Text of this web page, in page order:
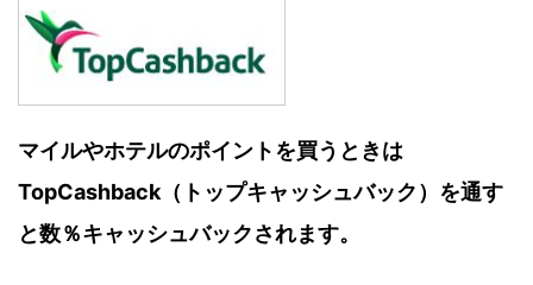
マイルやホテルのポイントを買うときは
TopCashback（トップキャッシュバック）を通す
と数％キャッシュバックされます。